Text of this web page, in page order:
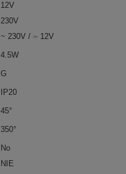
12V
230V
~ 230V / ⎓ 12V
4.5W
G
IP20
45°
350°
No
NIE